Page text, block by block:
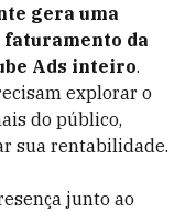
gera uma
da
Ads inteiro.
explorar o
do público,
sua rentabilidade.
junto ao